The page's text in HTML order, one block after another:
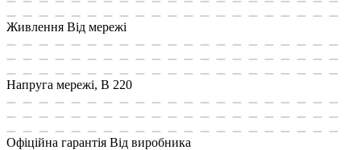
Живлення Від мережі
Напруга мережі, В 220
Офіційна гарантія Від виробника